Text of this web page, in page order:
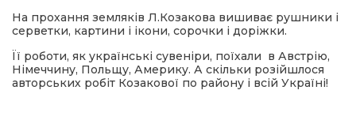
На прохання земляків Л.Козакова вишиває рушники і
серветки, картини і ікони, сорочки і доріжки.
Її роботи, як українські сувеніри, поїхали в Австрію,
Німеччину, Польщу, Америку. А скільки розійшлося
авторських робіт Козакової по району і всій Україні!